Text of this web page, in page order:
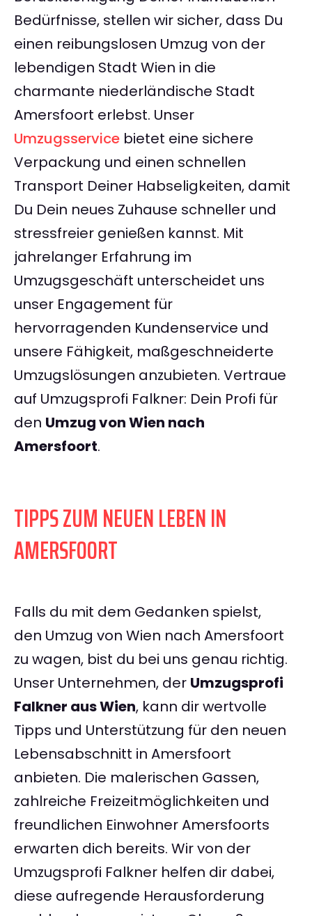
Bedürfnisse, stellen wir sicher, dass Du
einen reibungslosen Umzug von der
lebendigen Stadt Wien in die
charmante niederländische Stadt
Amersfoort erlebst. Unser
Umzugsservice bietet eine sichere
Verpackung und einen schnellen
Transport Deiner Habseligkeiten, damit
Du Dein neues Zuhause schneller und
stressfreier genießen kannst. Mit
jahrelanger Erfahrung im
Umzugsgeschäft unterscheidet uns
unser Engagement für
hervorragenden Kundenservice und
unsere Fähigkeit, maßgeschneiderte
Umzugslösungen anzubieten. Vertraue
auf Umzugsprofi Falkner: Dein Profi für
den Umzug von Wien nach
Amersfoort.
TIPPS ZUM NEUEN LEBEN IN
AMERSFOORT
Falls du mit dem Gedanken spielst,
den Umzug von Wien nach Amersfoort
zu wagen, bist du bei uns genau richtig.
Unser Unternehmen, der Umzugsprofi
Falkner aus Wien, kann dir wertvolle
Tipps und Unterstützung für den neuen
Lebensabschnitt in Amersfoort
anbieten. Die malerischen Gassen,
zahlreiche Freizeitmöglichkeiten und
freundlichen Einwohner Amersfoorts
erwarten dich bereits. Wir von der
Umzugsprofi Falkner helfen dir dabei,
diese aufregende Herausforderung